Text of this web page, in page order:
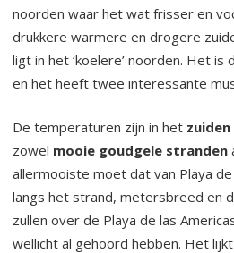
noorden waar het wat frisser en
drukkere warmere en drogere
ligt in het ‘koelere’ noorden. Het
en het heeft twee interessante
De temperaturen zijn in het zuiden
zowel mooie goudgele stranden
allermooiste moet dat van Playa
langs het strand, metersbreed en
zullen over de Playa de las
wellicht al gehoord hebben. Het